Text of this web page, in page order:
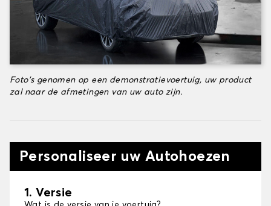
Foto's genomen op een demonstratievoertuig, uw product
zal naar de afmetingen van uw auto zijn.
Personaliseer uw Autohoezen
1. Versie